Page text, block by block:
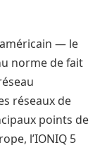
— le
norme de fait
réseaux de
points de
l’IONIQ 5